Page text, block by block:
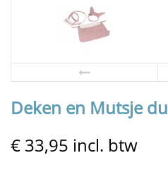
Deken en Mutsje
€ 33,95 incl. btw